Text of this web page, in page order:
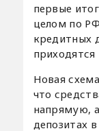
первые
целом по
кредитных
приходятся
Новая
что
напрямую,
депозитах